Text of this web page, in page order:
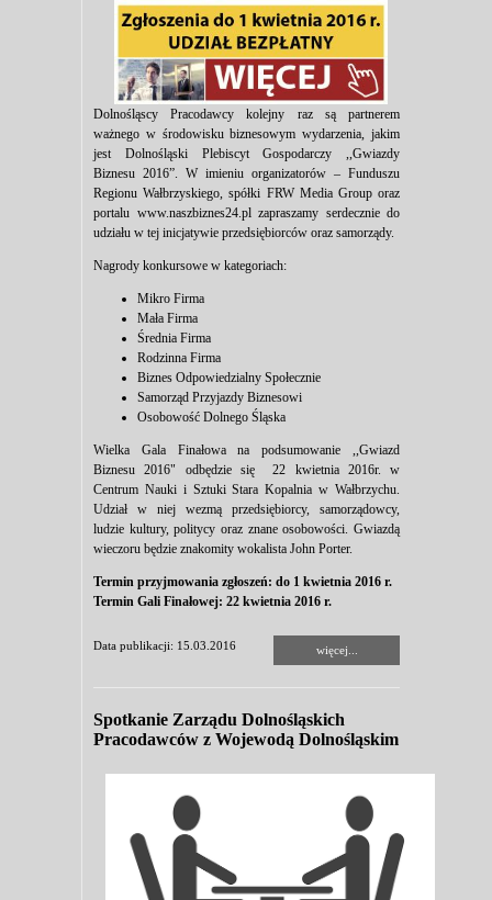
Dolnośląscy Pracodawcy kolejny raz są partnerem
ważnego w środowisku biznesowym wydarzenia, jakim
jest Dolnośląski Plebiscyt Gospodarczy ,,Gwiazdy
Biznesu 2016”. W imieniu organizatorów – Funduszu
Regionu Wałbrzyskiego, spółki FRW Media Group oraz
portalu www.naszbiznes24.pl zapraszamy serdecznie do
udziału w tej inicjatywie przedsiębiorców oraz samorządy.
Nagrody konkursowe w kategoriach:
Mikro Firma
Mała Firma
Średnia Firma
Rodzinna Firma
Biznes Odpowiedzialny Społecznie
Samorząd Przyjazdy Biznesowi
Osobowość Dolnego Śląska
Wielka Gala Finałowa na podsumowanie ,,Gwiazd
Biznesu 2016" odbędzie się 22 kwietnia 2016r. w
Centrum Nauki i Sztuki Stara Kopalnia w Wałbrzychu.
Udział w niej wezmą przedsiębiorcy, samorządowcy,
ludzie kultury, politycy oraz znane osobowości. Gwiazdą
wieczoru będzie znakomity wokalista John Porter.
Termin przyjmowania zgłoszeń: do 1 kwietnia 2016 r.
Termin Gali Finałowej: 22 kwietnia 2016 r.
Data publikacji: 15.03.2016 więcej...
Spotkanie Zarządu Dolnośląskich
Pracodawców z Wojewodą Dolnośląskim